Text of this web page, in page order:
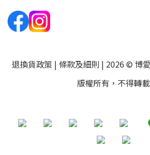
退換貨政策 | 條款及細則 | 2026 © 博
版權所有，不得轉載